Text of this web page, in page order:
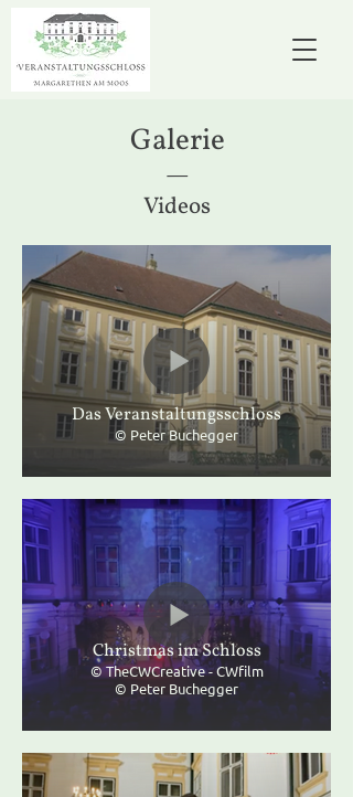
Galerie
—
Videos
Das Veranstaltungsschloss
© Peter Buchegger
Christmas im Schloss
© TheCWCreative - CWfilm
© Peter Buchegger